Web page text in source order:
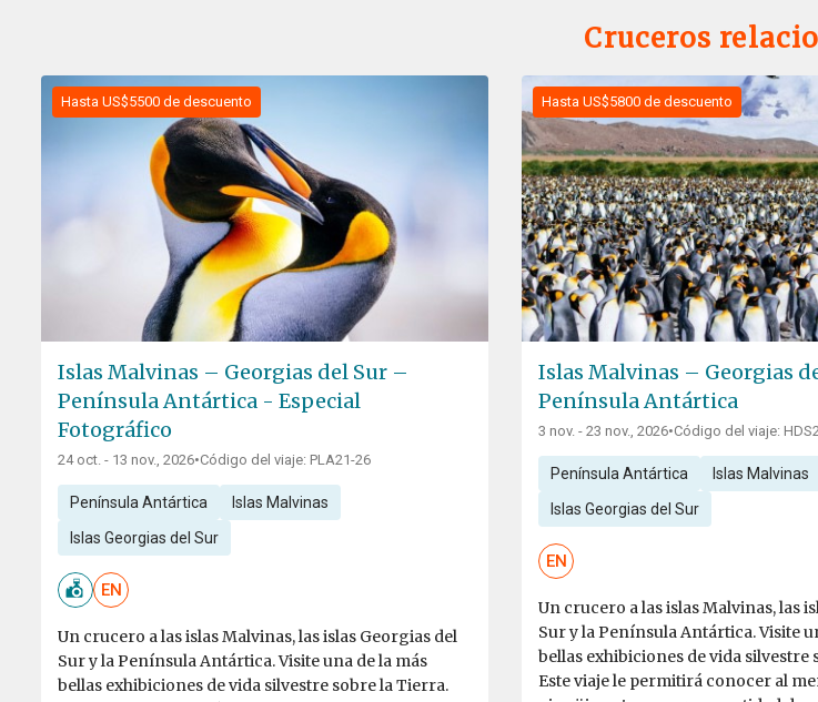
Cruceros
Hasta US$5500 de descuento
Islas Malvinas – Georgias del Sur –
Península Antártica - Especial
Fotográfico
24 oct. - 13 nov., 2026•Código del viaje: PLA21-26
Península Antártica Islas Malvinas
Islas Georgias del Sur
EN
Un crucero a las islas Malvinas, las islas Georgias del
Sur y la Península Antártica. Visite una de la más
bellas exhibiciones de vida silvestre sobre la Tierra.
Hasta US$5800 de descuento
Islas Malvinas – Georgias
Península Antártica
3 nov. - 23 nov., 2026•Código del viaje:
Península Antártica Islas Malvinas
Islas Georgias del Sur
EN
Un crucero a las islas Malvinas, las
Sur y la Península Antártica. Visite
bellas exhibiciones de vida silvestre
Este viaje le permitirá conocer al